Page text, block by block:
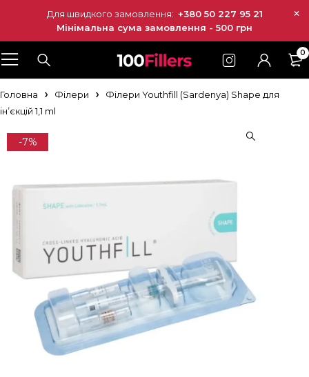
Для швидкого замовлення: +380 50 227 95 21
Мінімальна сума замовлення - 500 грн
0
Головна Філери
Філери Youthfill (Sardenya) Shape для
ін’єкцій 1,1 ml
-7%